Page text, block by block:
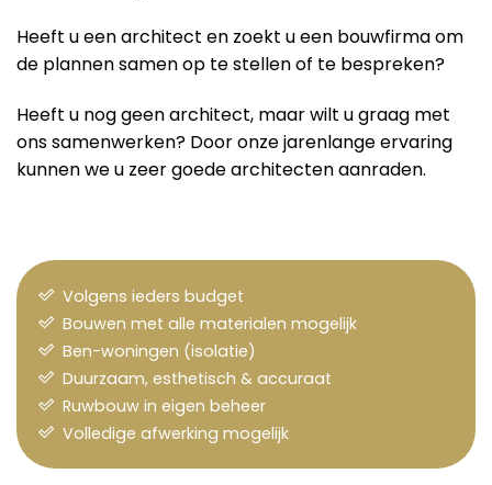
Heeft u een architect en zoekt u een bouwfirma om
de plannen samen op te stellen of te bespreken?
Heeft u nog geen architect, maar wilt u graag met
ons samenwerken? Door onze jarenlange ervaring
kunnen we u zeer goede architecten aanraden.
Volgens ieders budget
Bouwen met alle materialen mogelijk
Ben-woningen (isolatie)
Duurzaam, esthetisch & accuraat
Ruwbouw in eigen beheer
Volledige afwerking mogelijk